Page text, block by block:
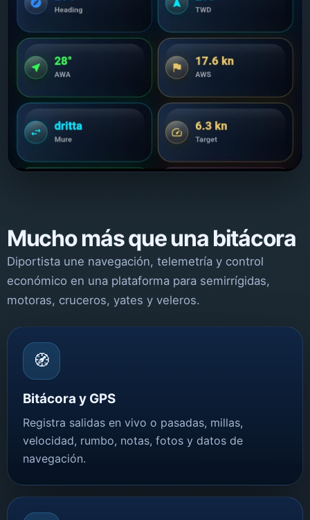
Mucho más que una bitácora
Diportista une navegación, telemetría y control
económico en una plataforma para semirrígidas,
motoras, cruceros, yates y veleros.
🧭
Bitácora y GPS
Registra salidas en vivo o pasadas, millas,
velocidad, rumbo, notas, fotos y datos de
navegación.